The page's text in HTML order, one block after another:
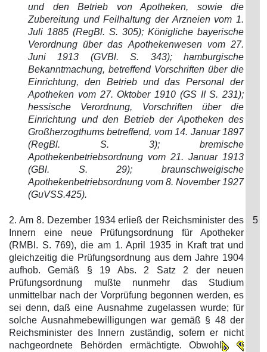
und den Betrieb von Apotheken, sowie die
Zubereitung und Feilhaltung der Arzneien vom 1.
Juli 1885 (RegBl. S. 305); Königliche bayerische
Verordnung über das Apothekenwesen vom 27.
Juni 1913 (GVBl. S. 343); hamburgische
Bekanntmachung, betreffend Vorschriften über die
Einrichtung, den Betrieb und das Personal der
Apotheken vom 27. Oktober 1910 (GS II S. 231);
hessische Verordnung, Vorschriften über die
Einrichtung und den Betrieb der Apotheken des
Großherzogthums betreffend, vom 14. Januar 1897
(RegBl. S. 3); bremische
Apothekenbetriebsordnung vom 21. Januar 1913
(GBl. S. 29); braunschweigische
Apothekenbetriebsordnung vom 8. November 1927
(GuVSS.425).
2. Am 8. Dezember 1934 erließ der Reichsminister des
Innern eine neue Prüfungsordnung für Apotheker
(RMBl. S. 769), die am 1. April 1935 in Kraft trat und
gleichzeitig die Prüfungsordnung aus dem Jahre 1904
aufhob. Gemäß § 19 Abs. 2 Satz 2 der neuen
Prüfungsordnung mußte nunmehr das Studium
unmittelbar nach der Vorprüfung begonnen werden, es
sei denn, daß eine Ausnahme zugelassen wurde; für
solche Ausnahmebewilligungen war gemäß § 48 der
Reichsminister des Innern zuständig, sofern er nicht
nachgeordnete Behörden ermächtigte. Obwohl
5